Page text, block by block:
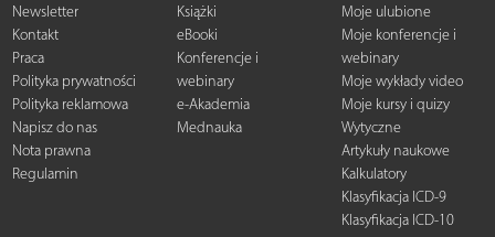
Newsletter
Kontakt
Praca
Polityka prywatności
Polityka reklamowa
Napisz do nas
Nota prawna
Regulamin
Książki
eBooki
Konferencje i
webinary
e-Akademia
Mednauka
Moje ulubione
Moje konferencje i
webinary
Moje wykłady video
Moje kursy i quizy
Wytyczne
Artykuły naukowe
Kalkulatory
Klasyfikacja ICD-9
Klasyfikacja ICD-10